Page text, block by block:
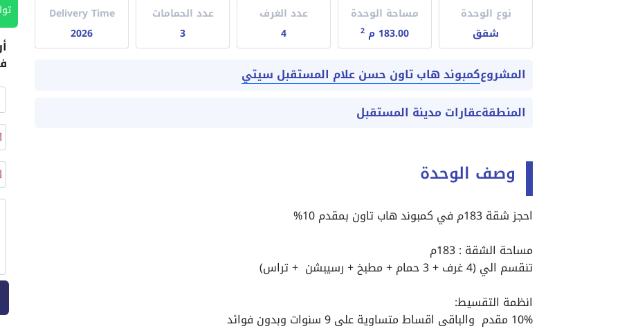
نوع الوحدة
شقق
مساحة الوحدة
183.00 م
2
عدد الغرف
4
عدد الحمامات
3
Delivery Time
2026
المشروعكمبوند هاب تاون حسن علام المستقبل سيتي
المنطقةعقارات مدينة المستقبل
وصف الوحدة
احجز شقة 183م في كمبوند هاب تاون بمقدم 10%
مساحة الشقة : 183م
تنقسم الي (4 غرف + 3 حمام + مطبخ + رسيبشن + تراس)
انظمة التقسيط:
10% مقدم والباقى اقساط متساوية على 9 سنوات وبدون فوائد